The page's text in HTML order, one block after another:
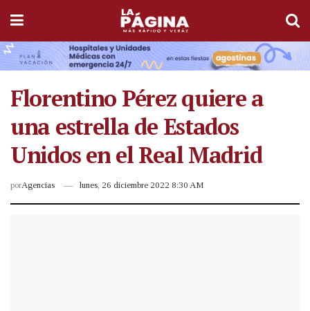
Florentino Pérez quiere a
una estrella de Estados
Unidos en el Real Madrid
porAgencias lunes, 26 diciembre 2022 8:30 AM